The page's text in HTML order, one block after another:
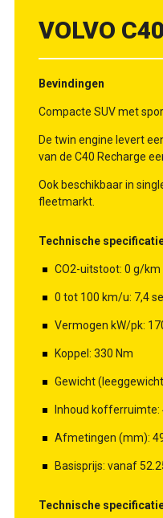
VOLVO
Bevindingen
Compacte SUV met
De twin engine levert
van de C40 Recharge
Ook beschikbaar in
fleetmarkt.
Technische
CO2-uitstoot: 0 g/km
0 tot 100 km/u: 7,4
Vermogen kW/pk:
Koppel: 330 Nm
Gewicht
Inhoud kofferruimte:
Afmetingen (mm):
Basisprijs: vanaf
Technische